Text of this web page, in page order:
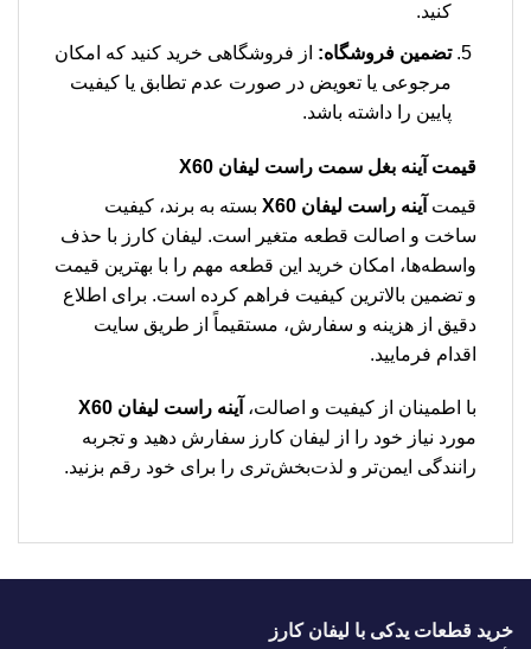
کنید.
تضمین فروشگاه: از فروشگاهی خرید کنید که امکان
مرجوعی یا تعویض در صورت عدم تطابق یا کیفیت
پایین را داشته باشد.
قیمت آینه بغل سمت راست لیفان X60
قیمت آینه راست لیفان X60
بسته به برند، کیفیت
ساخت و اصالت قطعه متغیر است. لیفان کارز با حذف
واسطه‌ها، امکان خرید این قطعه مهم را با بهترین قیمت
و تضمین بالاترین کیفیت فراهم کرده است. برای اطلاع
دقیق از هزینه و سفارش، مستقیماً از طریق سایت
اقدام فرمایید.
با اطمینان از کیفیت و اصالت، آینه راست لیفان X60
مورد نیاز خود را از لیفان کارز سفارش دهید و تجربه
رانندگی ایمن‌تر و لذت‌بخش‌تری را برای خود رقم بزنید.
خرید قطعات یدکی با لیفان کارز